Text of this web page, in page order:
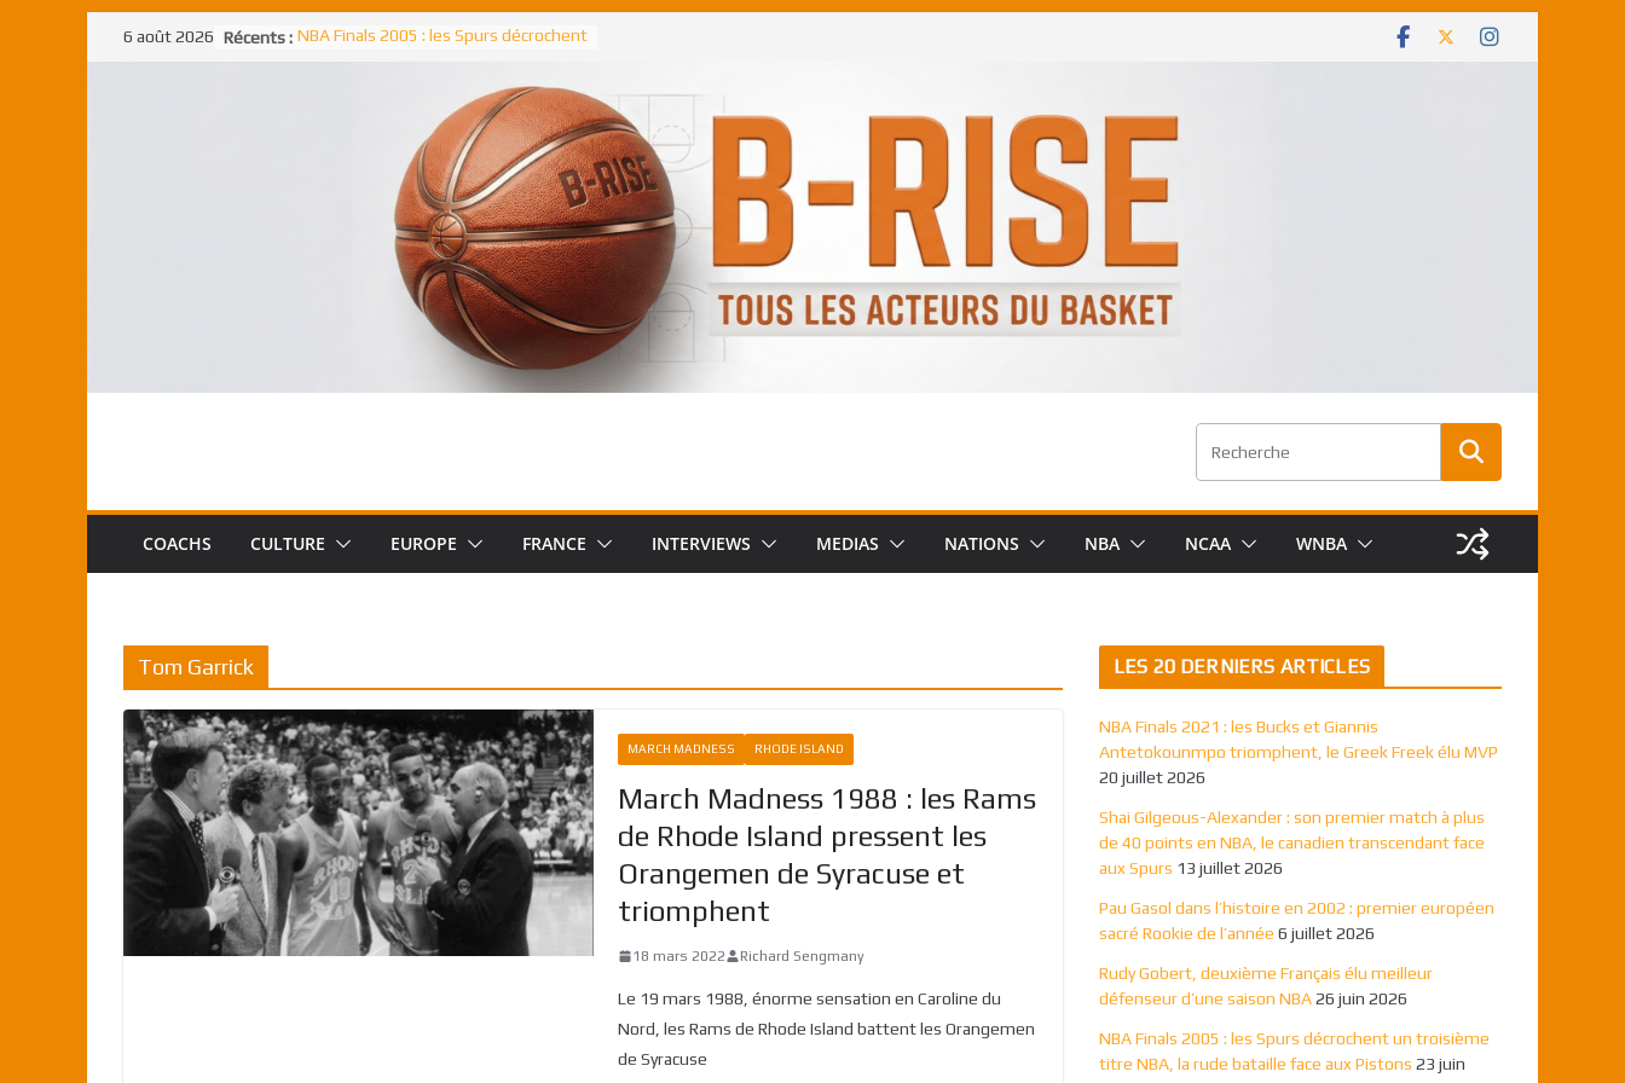
Passer6 août 2026 Récents : NBA Finals 2005 : les Spurs décrochent
NBA Finals 2021 : les Bucks et Giannis
Antetokounmpo triomphent, le Greek
Shai Gilgeous-Alexander : son premier
match à plus de 40 points en NBA, le
canadien transcendant face aux Spurs
Pau Gasol dans l’histoire en 2002 :
premier européen sacré Rookie de
Rudy Gobert, deuxième Français élu
meilleur défenseur d’une saison NBA
COACHS CULTURE EUROPE FRANCE INTERVIEWS MEDIAS NATIONS NBA NCAA WNBA
Tom Garrick
MARCH MADNESS RHODE ISLAND
March Madness 1988 : les Rams
de Rhode Island pressent les
Orangemen de Syracuse et
triomphent
18 mars 2022 Richard Sengmany
Le 19 mars 1988, énorme sensation en Caroline du
Nord, les Rams de Rhode Island battent les Orangemen
de Syracuse
LES 20 DERNIERS ARTICLES
NBA Finals 2021 : les Bucks et Giannis
Antetokounmpo triomphent, le Greek Freek élu MVP
20 juillet 2026
Shai Gilgeous-Alexander : son premier match à plus
de 40 points en NBA, le canadien transcendant face
aux Spurs 13 juillet 2026
Pau Gasol dans l’histoire en 2002 : premier européen
sacré Rookie de l’année 6 juillet 2026
Rudy Gobert, deuxième Français élu meilleur
défenseur d’une saison NBA26 juin 2026
NBA Finals 2005 : les Spurs décrochent un troisième
titre NBA, la rude bataille face aux Pistons 23 juin